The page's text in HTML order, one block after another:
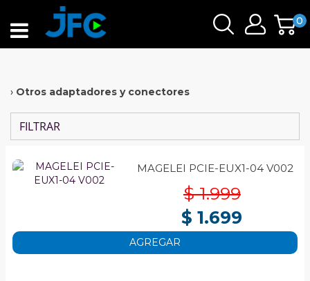
0
› Otros adaptadores y conectores
FILTRAR
MAGELEI PCIE-EUX1-04 V002
$ 1.999
$ 1.699
AGREGAR